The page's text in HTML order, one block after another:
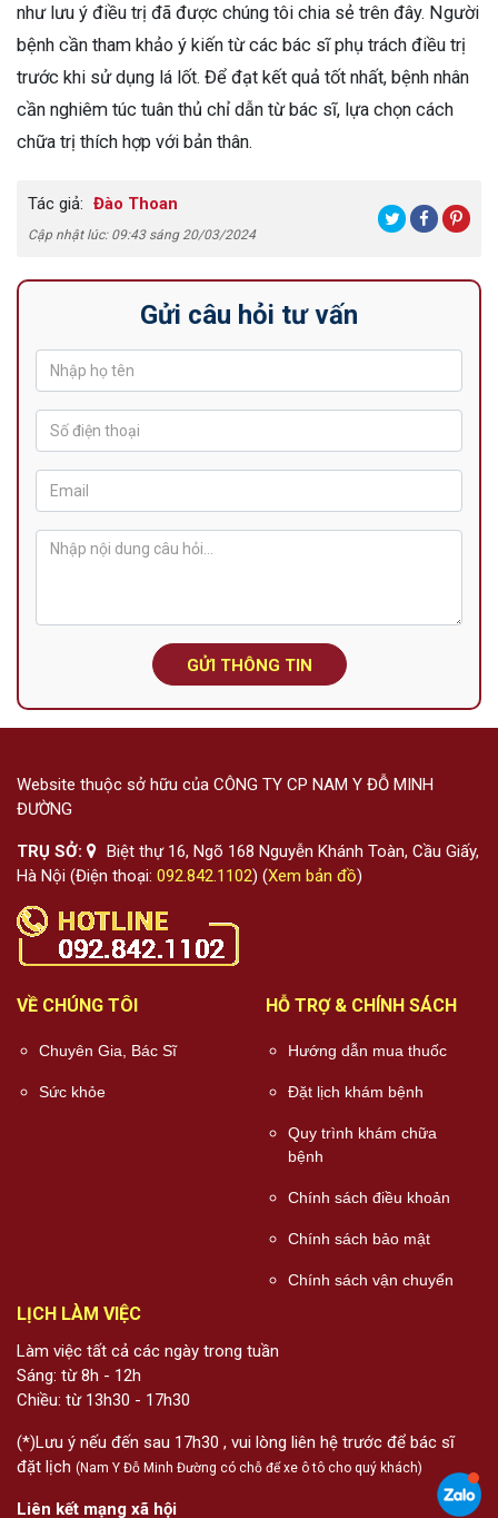
như lưu ý điều trị đã được chúng tôi chia sẻ trên đây. Người
bệnh cần tham khảo ý kiến từ các bác sĩ phụ trách điều trị
trước khi sử dụng lá lốt. Để đạt kết quả tốt nhất, bệnh nhân
cần nghiêm túc tuân thủ chỉ dẫn từ bác sĩ, lựa chọn cách
chữa trị thích hợp với bản thân.
Tác giả: Đào Thoan
Cập nhật lúc: 09:43 sáng 20/03/2024
Gửi câu hỏi tư vấn
GỬI THÔNG TIN
Website thuộc sở hữu của CÔNG TY CP NAM Y ĐỖ MINH
ĐƯỜNG
TRỤ SỞ:
Biệt thự 16, Ngõ 168 Nguyễn Khánh Toàn, Cầu Giấy,
Hà Nội (Điện thoại: 092.842.1102) (Xem bản đồ)
VỀ CHÚNG TÔI
Chuyên Gia, Bác Sĩ
Sức khỏe
HỖ TRỢ & CHÍNH SÁCH
Hướng dẫn mua thuốc
Đặt lịch khám bệnh
Quy trình khám chữa
bệnh
Chính sách điều khoản
Chính sách bảo mật
Chính sách vận chuyển
LỊCH LÀM VIỆC
Làm việc tất cả các ngày trong tuần
Sáng: từ 8h - 12h
Chiều: từ 13h30 - 17h30
(*)Lưu ý nếu đến sau 17h30 , vui lòng liên hệ trước để bác sĩ
đặt lịch (Nam Y Đỗ Minh Đường có chỗ để xe ô tô cho quý khách)
Liên kết mạng xã hội